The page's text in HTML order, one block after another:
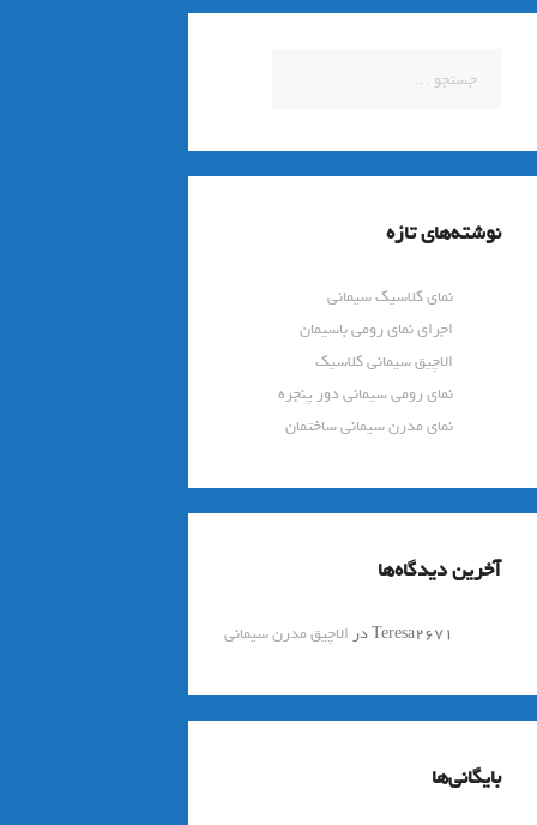
برای:
نوشته‌های تازه
نمای کلاسیک سیمانی
اجرای نمای رومی باسیمان
الاچیق سیمانی کلاسیک
نمای رومی سیمانی دور پنجره
نمای مدرن سیمانی ساختمان
آخرین دیدگاه‌ها
Teresa2671در الاچیق مدرن سیمانی
بایگانی‌ها